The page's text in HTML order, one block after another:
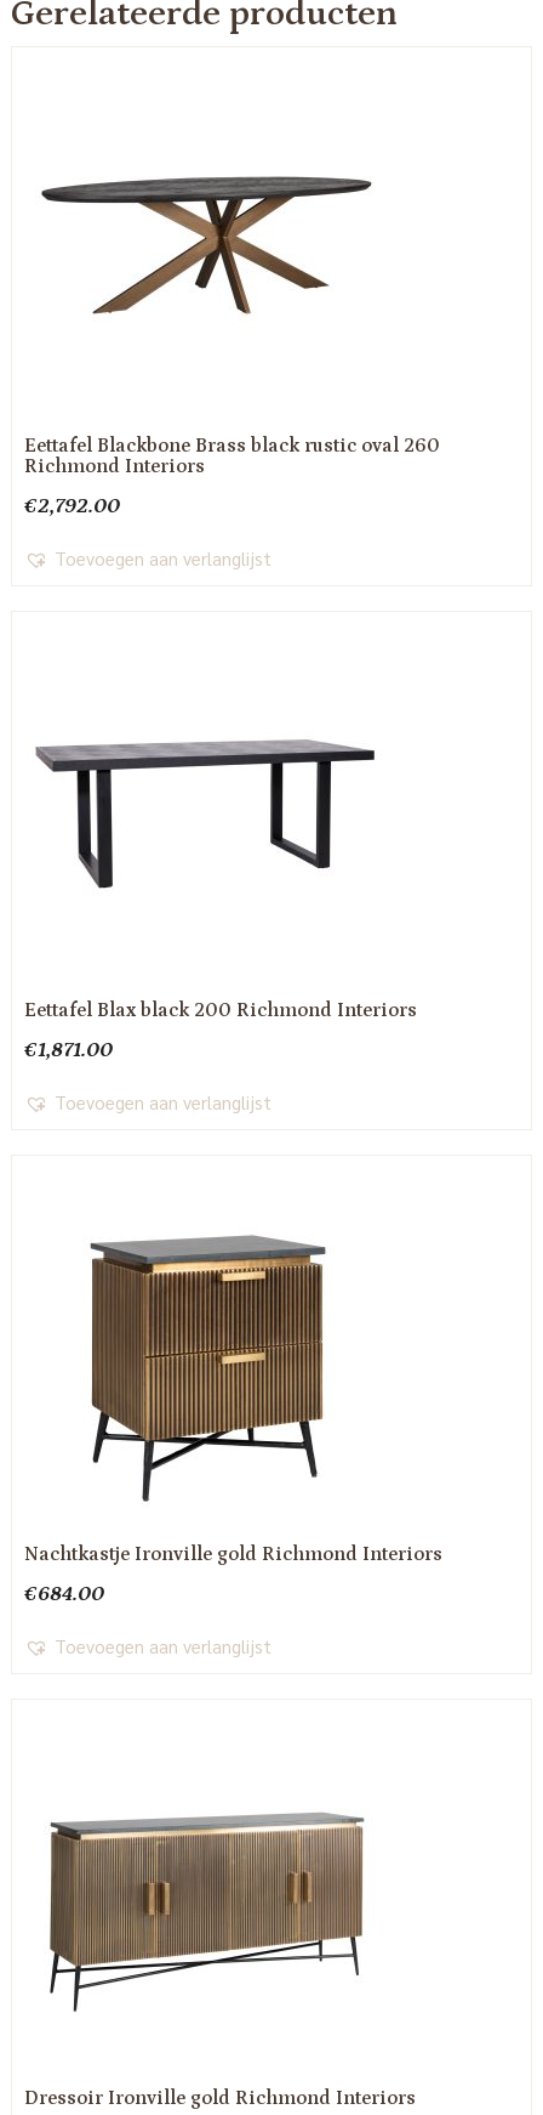
Gerelateerde producten
Eettafel Blackbone Brass black rustic oval 260
Richmond Interiors
€2,792.00
Toevoegen aan verlanglijst
Eettafel Blax black 200 Richmond Interiors
€1,871.00
Toevoegen aan verlanglijst
Nachtkastje Ironville gold Richmond Interiors
€684.00
Toevoegen aan verlanglijst
Dressoir Ironville gold Richmond Interiors